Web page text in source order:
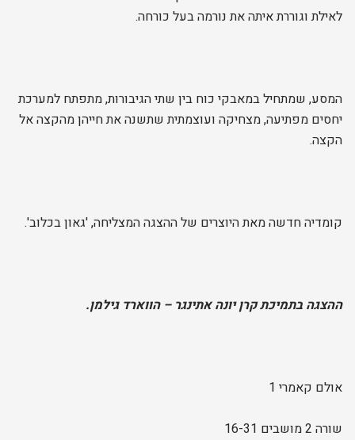
לאילת וגוררת איתה את נורמה בעל כורחה.
המסע, שמתחיל במאבקי כוח בין שתי הגיבורות, מתפתח למערכת
יחסים מפתיעה, מצחיקה ועוצמתית שתשנה את חייהן מהקצה אל
הקצה.
קומדיה חדשה מאת היוצרים של ההצגה המצליחה, 'גאון בכלוב'.
ההצגה בתמיכת קרן יונה אתינגר – הווארד גילמן.
אולם קאמרי 1
שורה 2 מושבים 16-31